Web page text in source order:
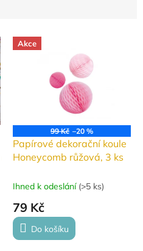
Akce
99 Kč –20 %
Papírové dekorační koule
Honeycomb růžová, 3 ks
Ihned k odeslání (>5 ks)
79 Kč
Do košíku